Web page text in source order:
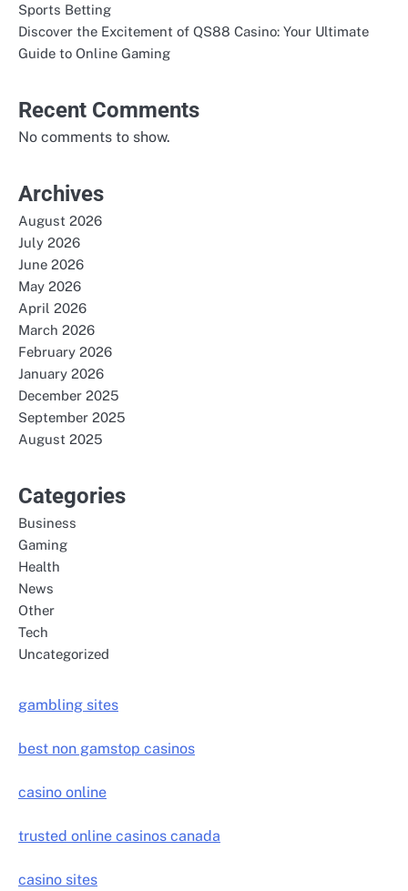
Sports Betting
Discover the Excitement of QS88 Casino: Your Ultimate
Guide to Online Gaming
Recent Comments
No comments to show.
Archives
August 2026
July 2026
June 2026
May 2026
April 2026
March 2026
February 2026
January 2026
December 2025
September 2025
August 2025
Categories
Business
Gaming
Health
News
Other
Tech
Uncategorized
gambling sites
best non gamstop casinos
casino online
trusted online casinos canada
casino sites